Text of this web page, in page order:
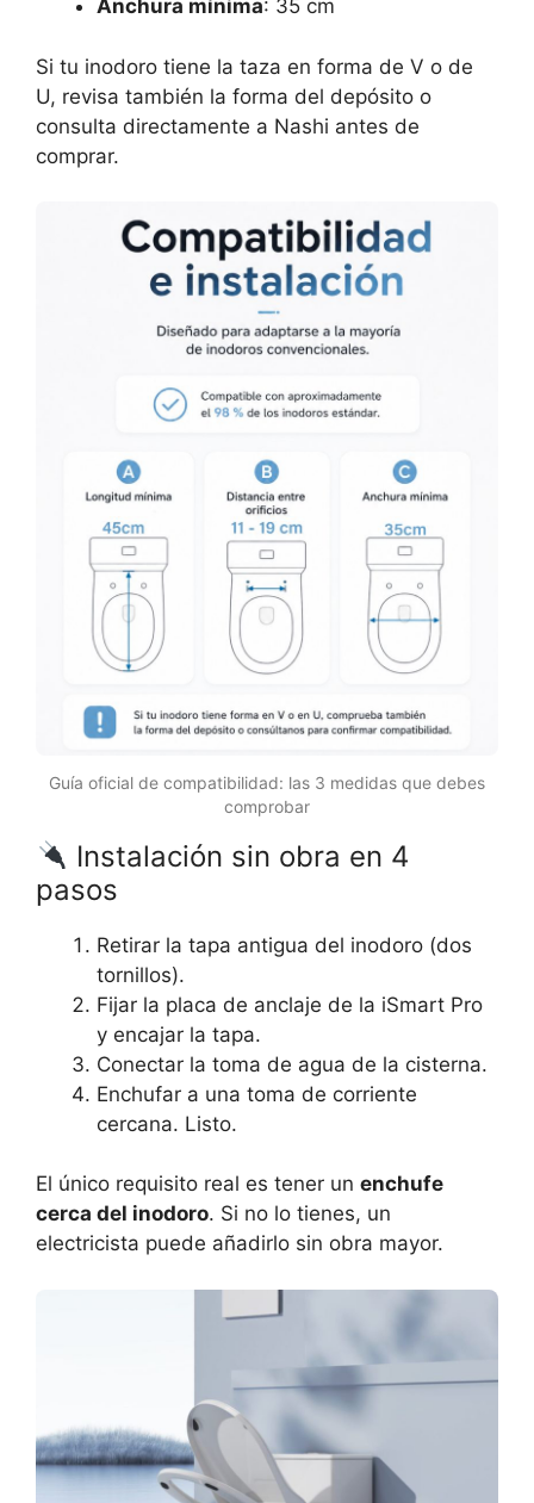
Anchura mínima: 35 cm
Si tu inodoro tiene la taza en forma de V o de
U, revisa también la forma del depósito o
consulta directamente a Nashi antes de
comprar.
Guía oficial de compatibilidad: las 3 medidas que debes
comprobar
Instalación sin obra en 4
pasos
Retirar la tapa antigua del inodoro (dos
tornillos).
Fijar la placa de anclaje de la iSmart Pro
y encajar la tapa.
Conectar la toma de agua de la cisterna.
Enchufar a una toma de corriente
cercana. Listo.
El único requisito real es tener un enchufe
cerca del inodoro. Si no lo tienes, un
electricista puede añadirlo sin obra mayor.